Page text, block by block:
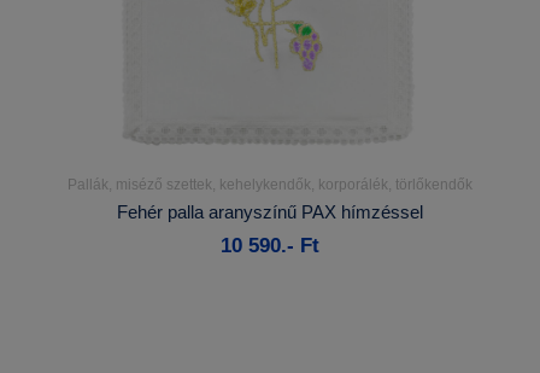
Részletek...
Kosárba
Pallák, miséző szettek, kehelykendők, korporálék, törlőkendők
Fehér palla aranyszínű PAX hímzéssel
10 590.- Ft